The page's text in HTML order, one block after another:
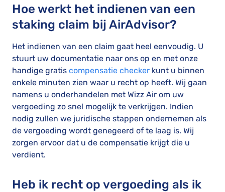
Hoe werkt het indienen van een
staking claim bij AirAdvisor?
Het indienen van een claim gaat heel eenvoudig. U
stuurt uw documentatie naar ons op en met onze
handige gratis compensatie checker kunt u binnen
enkele minuten zien waar u recht op heeft. Wij gaan
namens u onderhandelen met Wizz Air om uw
vergoeding zo snel mogelijk te verkrijgen. Indien
nodig zullen we juridische stappen ondernemen als
de vergoeding wordt genegeerd of te laag is. Wij
zorgen ervoor dat u de compensatie krijgt die u
verdient.
Heb ik recht op vergoeding als ik